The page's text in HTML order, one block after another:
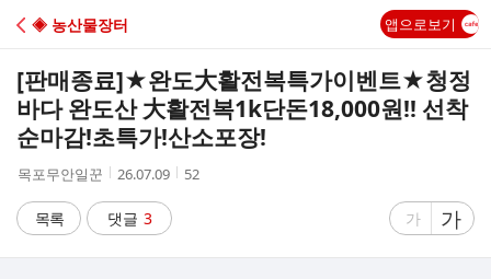
C
A
◈ 농산물장터 앱으로보기
[판매종료]★완도大활전복특가이벤트★청정
바다 완도산 大활전복1k단돈18,000원!! 선착
순마감!초특가!산소포장!
작
자
목포무안일꾼
작
시
간
26.07.09
조
52
목록 댓글 3
글
가
글
자
가